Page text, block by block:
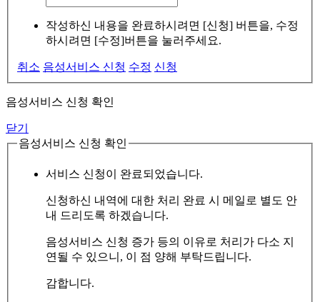
작성하신 내용을 완료하시려면 [신청] 버튼을, 수정
하시려면 [수정]버튼을 눌러주세요.
취소 음성서비스 신청 수정 신청
음성서비스 신청 확인
닫기
음성서비스 신청 확인
서비스 신청이 완료되었습니다.
신청하신 내역에 대한 처리 완료 시 메일로 별도 안
내 드리도록 하겠습니다.
음성서비스 신청 증가 등의 이유로 처리가 다소 지
연될 수 있으니, 이 점 양해 부탁드립니다.
감합니다.